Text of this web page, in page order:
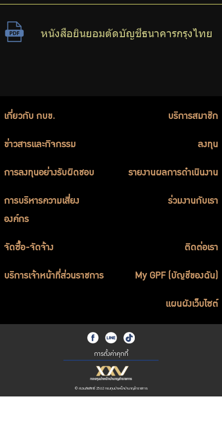
หนังสือยินยอมตัดบัญชีธนาคารกรุงไทย
เกี่ยวกับ กบข. บริการสมาชิก
ข่าวสารและกิจกรรม ลงทุน
การลงทุนอย่างรับผิดชอบ รายงานผลการดำเนินงาน
การบริหารความเสี่ยง
องค์กร
ร่วมงานกับเรา
จัดซื้อ-จัดจ้าง ติดต่อเรา
บริการเจ้าหน้าที่ส่วนราชการ My GPF (บัญชีของฉัน)
แผนผังเว็บไซต์
การตั้งค่าคุกกี้
© สงวนลิขสิทธิ์ 2562 กองทุนบำเหน็จบำนาญข้าราชการ